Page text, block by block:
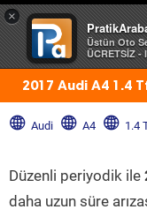
×
Üstün Oto
ÜCRETSİZ -
2017 Audi A4 1.4
Audi A4 1.4
Düzenli periyodik ile
daha uzun süre